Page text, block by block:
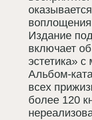
Издание
включает
эстетика»
Альбом-
всех
более 120